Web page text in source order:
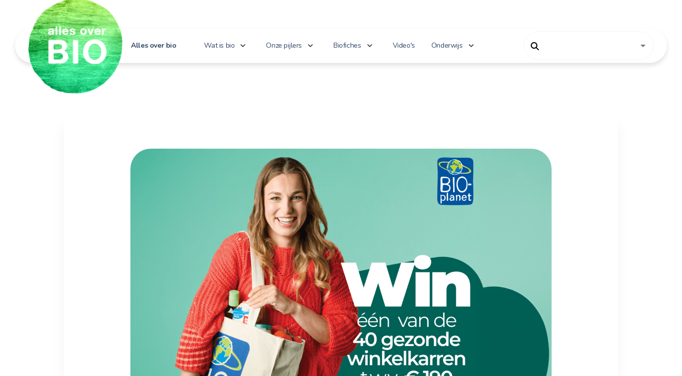
Alles over bio Wat is bio Onze pijlers Biofiches Video's Onderwijs